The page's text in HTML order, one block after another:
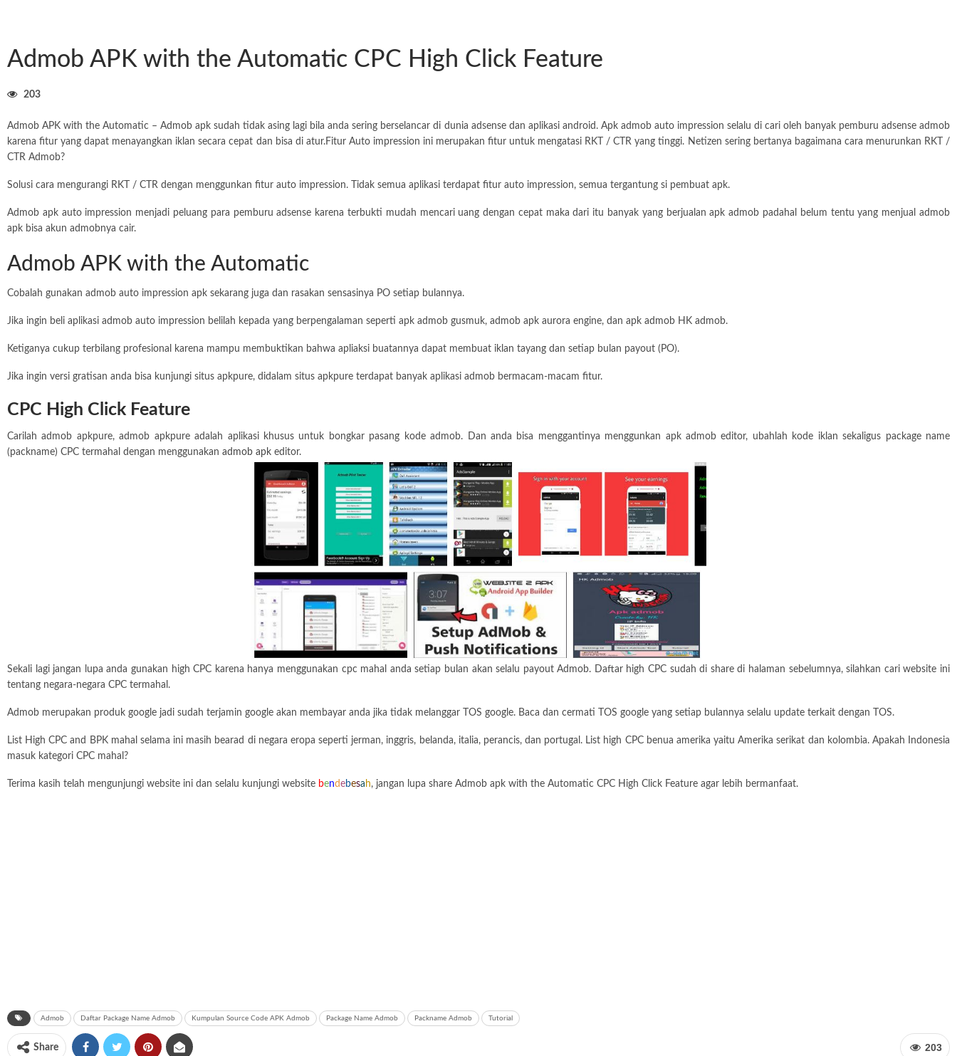
Admob APK with the Automatic CPC High Click Feature
203
Admob APK with the Automatic – Admob apk sudah tidak asing lagi bila anda sering berselancar di dunia adsense dan aplikasi android. Apk admob auto impression selalu di cari oleh banyak pemburu adsense admob
karena fitur yang dapat menayangkan iklan secara cepat dan bisa di atur.Fitur Auto impression ini merupakan fitur untuk mengatasi RKT / CTR yang tinggi. Netizen sering bertanya bagaimana cara menurunkan RKT /
CTR Admob?
Solusi cara mengurangi RKT / CTR dengan menggunkan fitur auto impression. Tidak semua aplikasi terdapat fitur auto impression, semua tergantung si pembuat apk.
Admob apk auto impression menjadi peluang para pemburu adsense karena terbukti mudah mencari uang dengan cepat maka dari itu banyak yang berjualan apk admob padahal belum tentu yang menjual admob
apk bisa akun admobnya cair.
Admob APK with the Automatic
Cobalah gunakan admob auto impression apk sekarang juga dan rasakan sensasinya PO setiap bulannya.
Jika ingin beli aplikasi admob auto impression belilah kepada yang berpengalaman seperti apk admob gusmuk, admob apk aurora engine, dan apk admob HK admob.
Ketiganya cukup terbilang profesional karena mampu membuktikan bahwa apliaksi buatannya dapat membuat iklan tayang dan setiap bulan payout (PO).
Jika ingin versi gratisan anda bisa kunjungi situs apkpure, didalam situs apkpure terdapat banyak aplikasi admob bermacam-macam fitur.
CPC High Click Feature
Carilah admob apkpure, admob apkpure adalah aplikasi khusus untuk bongkar pasang kode admob. Dan anda bisa menggantinya menggunkan apk admob editor, ubahlah kode iklan sekaligus package name
(packname) CPC termahal dengan menggunakan admob apk editor.
Sekali lagi jangan lupa anda gunakan high CPC karena hanya menggunakan cpc mahal anda setiap bulan akan selalu payout Admob. Daftar high CPC sudah di share di halaman sebelumnya, silahkan cari website ini
tentang negara-negara CPC termahal.
Admob merupakan produk google jadi sudah terjamin google akan membayar anda jika tidak melanggar TOS google. Baca dan cermati TOS google yang setiap bulannya selalu update terkait dengan TOS.
List High CPC and BPK mahal selama ini masih bearad di negara eropa seperti jerman, inggris, belanda, italia, perancis, dan portugal. List high CPC benua amerika yaitu Amerika serikat dan kolombia. Apakah Indonesia
masuk kategori CPC mahal?
Terima kasih telah mengunjungi website ini dan selalu kunjungi website bendebesa h, jangan lupa share Admob apk with the Automatic CPC High Click Feature agar lebih bermanfaat.
Admob Daftar Package Name Admob Kumpulan Source Code APK Admob Package Name Admob Packname Admob Tutorial
203
Share